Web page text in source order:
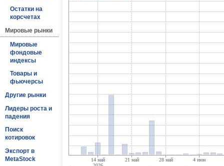
Остатки на
корсчетах
Мировые рынки
Мировые
фондовые
индексы
Товары и
фьючерсы
Другие рынки
Лидеры роста и
падения
Поиск
котировок
Экспорт в
MetaStock